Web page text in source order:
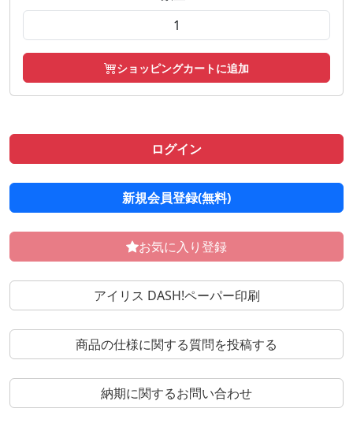
ショッピングカートに追加
ログイン
新規会員登録(無料)
お気に入り登録
アイリス DASH!ペーパー印刷
商品の仕様に関する質問を投稿する
納期に関するお問い合わせ